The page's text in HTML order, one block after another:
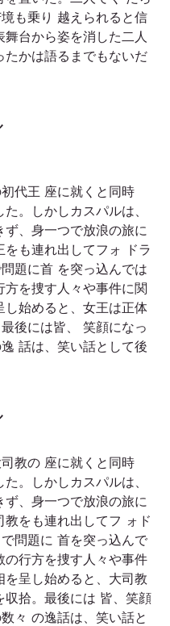
も乗り 越えられると信
台から姿を消した二人
かは語るまでもないだ
代王 座に就くと同時
。しかしカスパルは、
、身一つで放浪の旅に
も連れ出してフォ ドラ
題に首 を突っ込んでは
を捜す人々や事件に関
始めると、女王は正体
後には皆、 笑顔になっ
話は、笑い話として後
教の 座に就くと同時
。しかしカスパルは、
、身一つで放浪の旅に
をも連れ出してフ ォド
問題に 首を突っ込んで
行方を捜す人々や事件
呈し始めると、大司教
拾。最後には 皆、笑顔
々 の逸話は、笑い話と